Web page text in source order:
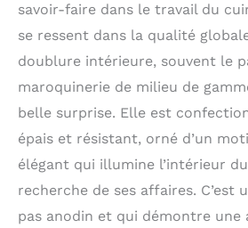
savoir-faire dans le travail du
se ressent dans la qualité
doublure intérieure, souvent le
maroquinerie de milieu de
belle surprise. Elle est
épais et résistant, orné d’un
élégant qui illumine l’intérieur
recherche de ses affaires. C’est
pas anodin et qui démontre une